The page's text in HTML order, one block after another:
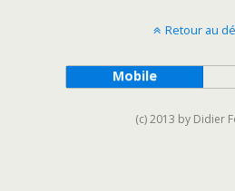
Retour au
Mobile
(c) 2013 by Didier